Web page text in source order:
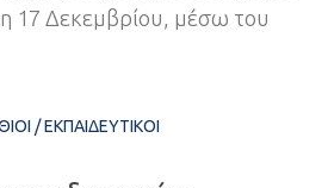
17 Δεκεμβρίου, μέσω του
/ΕΚΠΑΙΔΕΥΤΙΚΟΊ